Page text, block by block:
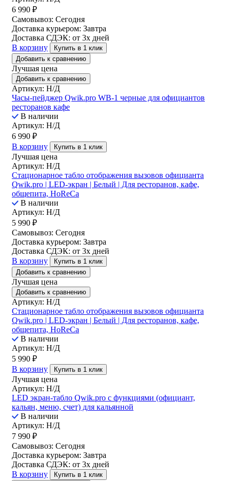
6 990 ₽
Самовывоз: Сегодня
Доставка курьером: Завтра
Доставка СДЭК: от 3х дней
В корзину
Купить в 1 клик
Добавить к сравнению
Лучшая цена
Добавить к сравнению
Артикул: Н/Д
Часы-пейджер Qwik.pro WB-1 черные для официантов
ресторанов кафе
В наличии
Артикул: Н/Д
6 990 ₽
В корзину
Купить в 1 клик
Лучшая цена
Артикул: Н/Д
Стационарное табло отображения вызовов официанта
Qwik.pro | LED-экран | Белый | Для ресторанов, кафе,
общепита, HoReCa
В наличии
Артикул: Н/Д
5 990 ₽
Самовывоз: Сегодня
Доставка курьером: Завтра
Доставка СДЭК: от 3х дней
В корзину
Купить в 1 клик
Добавить к сравнению
Лучшая цена
Добавить к сравнению
Артикул: Н/Д
Стационарное табло отображения вызовов официанта
Qwik.pro | LED-экран | Белый | Для ресторанов, кафе,
общепита, HoReCa
В наличии
Артикул: Н/Д
5 990 ₽
В корзину
Купить в 1 клик
Лучшая цена
Артикул: Н/Д
LED экран-табло Qwik.pro с функциями (официант,
кальян, меню, счет) для кальянной
В наличии
Артикул: Н/Д
7 990 ₽
Самовывоз: Сегодня
Доставка курьером: Завтра
Доставка СДЭК: от 3х дней
В корзину
Купить в 1 клик